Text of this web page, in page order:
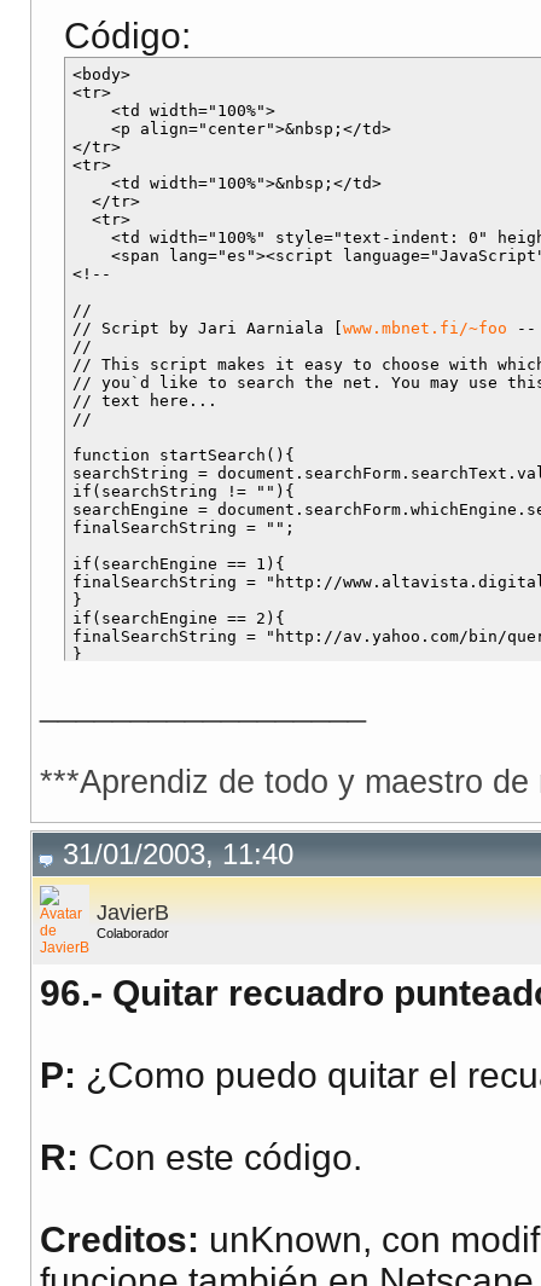
setBrowserType();
</script>
</body>
</html>
Código:
<body>
<tr>
    <td width="100%">
    <p align="center">&nbsp;</td>
</tr>
<tr>
    <td width="100%">&nbsp;</td>
  </tr>
  <tr>
<td width="100%" style="text-indent: 0"
<span lang="es"><script
<!--
//
// Script by Jari Aarniala [ www.mbnet.fi/~foo
//
// This script makes it easy to choose with
// you`d like to search the net. You may use
// text here...
//
function startSearch(){
searchString =
if(searchString != ""){
searchEngine =
finalSearchString = "";
if(searchEngine == 1){
finalSearchString = "http://
}
if(searchEngine == 2){
finalSearchString = "http://av.yahoo.com/bin/
}
if(searchEngine == 4){
if(searchEngine == 5){
finalSearchString = "http://www.infoseek.com/
}
if(searchEngine == 6){
finalSearchString = "http://www.lycos.com/cgi-bin/
}
if(searchEngine == 7){
finalSearchString = "http://netfind.aol.com/
}
}
    </script>
</span>
  <center>
<table width=323 border="2" cellpadding=3
***Aprendiz de todo y maestro de
31/01/2003, 11:40
JavierB
Colaborador
96.- Quitar recuadro
P: ¿Como puedo quitar el
R: Con este código.
Creditos: unKnown, con